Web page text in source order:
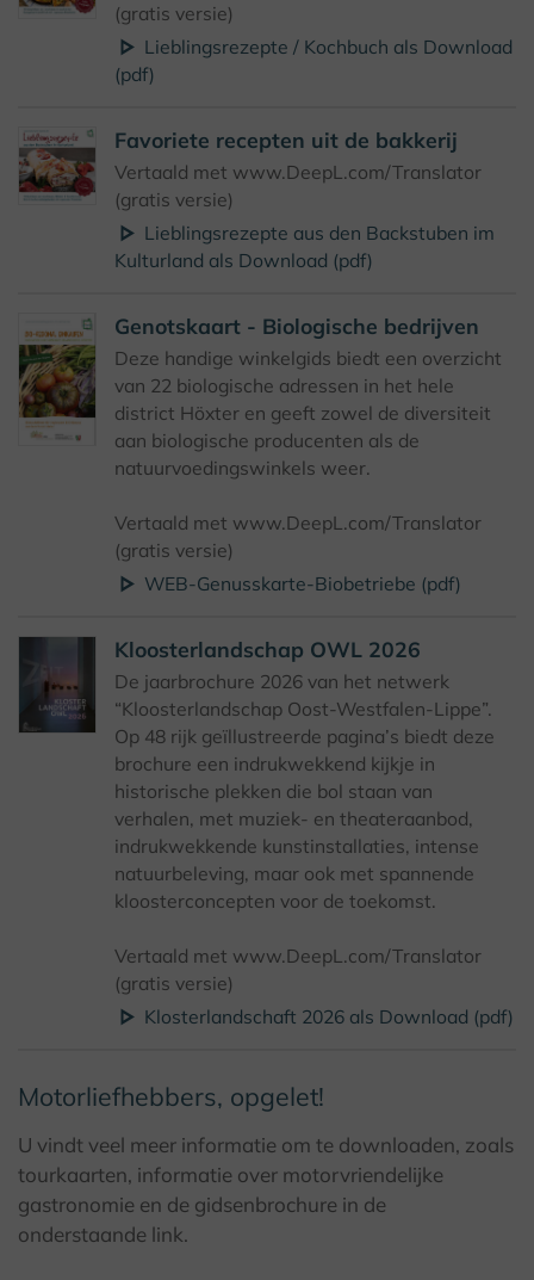
(gratis versie)
Lieblingsrezepte / Kochbuch als Download
(pdf)
Favoriete recepten uit de bakkerij
Vertaald met www.DeepL.com/Translator
(gratis versie)
Lieblingsrezepte aus den Backstuben im
Kulturland als Download (pdf)
Genotskaart - Biologische bedrijven
Deze handige winkelgids biedt een overzicht
van 22 biologische adressen in het hele
district Höxter en geeft zowel de diversiteit
aan biologische producenten als de
natuurvoedingswinkels weer.
Vertaald met www.DeepL.com/Translator
(gratis versie)
WEB-Genusskarte-Biobetriebe (pdf)
Kloosterlandschap OWL 2026
De jaarbrochure 2026 van het netwerk
“Kloosterlandschap Oost-Westfalen-Lippe”.
Op 48 rijk geïllustreerde pagina’s biedt deze
brochure een indrukwekkend kijkje in
historische plekken die bol staan van
verhalen, met muziek- en theateraanbod,
indrukwekkende kunstinstallaties, intense
natuurbeleving, maar ook met spannende
kloosterconcepten voor de toekomst.
Vertaald met www.DeepL.com/Translator
(gratis versie)
Klosterlandschaft 2026 als Download (pdf)
Motorliefhebbers, opgelet!
U vindt veel meer informatie om te downloaden, zoals
tourkaarten, informatie over motorvriendelijke
gastronomie en de gidsenbrochure in de
onderstaande link.